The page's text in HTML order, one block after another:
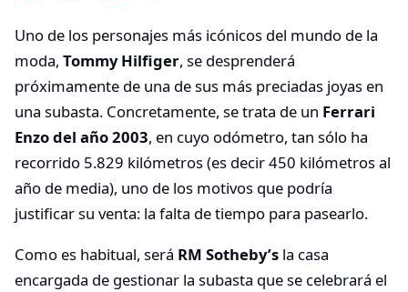
Uno de los personajes más icónicos del mundo de la
moda, Tommy Hilfiger, se desprenderá
próximamente de una de sus más preciadas joyas en
una subasta. Concretamente, se trata de un Ferrari
Enzo del año 2003, en cuyo odómetro, tan sólo ha
recorrido 5.829 kilómetros (es decir 450 kilómetros al
año de media), uno de los motivos que podría
justificar su venta: la falta de tiempo para pasearlo.
Como es habitual, será RM Sotheby’s la casa
encargada de gestionar la subasta que se celebrará el